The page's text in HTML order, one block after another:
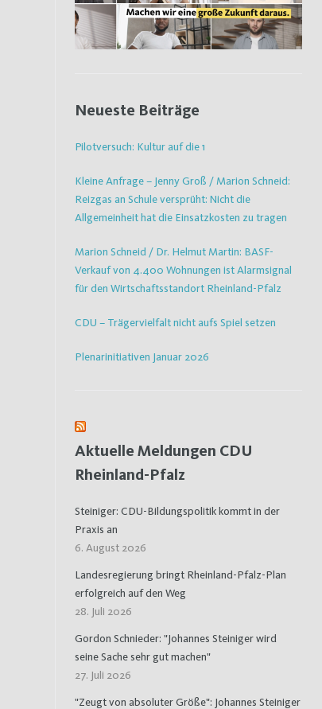
Neueste Beiträge
Pilotversuch: Kultur auf die 1
Kleine Anfrage – Jenny Groß / Marion Schneid:
Reizgas an Schule versprüht: Nicht die
Allgemeinheit hat die Einsatzkosten zu tragen
Marion Schneid / Dr. Helmut Martin: BASF-
Verkauf von 4.400 Wohnungen ist Alarmsignal
für den Wirtschaftsstandort Rheinland-Pfalz
CDU – Trägervielfalt nicht aufs Spiel setzen
Plenarinitiativen Januar 2026
Aktuelle Meldungen CDU
Rheinland-Pfalz
Steiniger: CDU-Bildungspolitik kommt in der
Praxis an
6. August 2026
Landesregierung bringt Rheinland-Pfalz-Plan
erfolgreich auf den Weg
28. Juli 2026
Gordon Schnieder: "Johannes Steiniger wird
seine Sache sehr gut machen"
27. Juli 2026
"Zeugt von absoluter Größe": Johannes Steiniger